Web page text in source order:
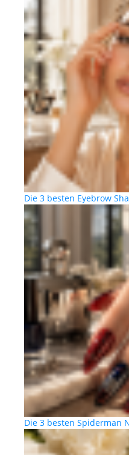
Die 3 besten Eyebrow
Die 3 besten Spiderman